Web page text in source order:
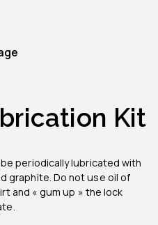
Kit
periodically lubricated with
graphite. Do not use oil of
and « gum up » the lock